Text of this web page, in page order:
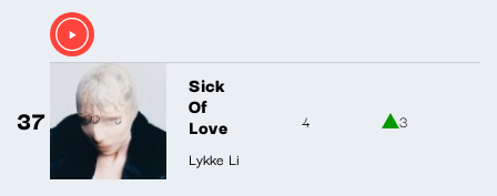
37
Sick
Of
Love
Lykke Li
4 3